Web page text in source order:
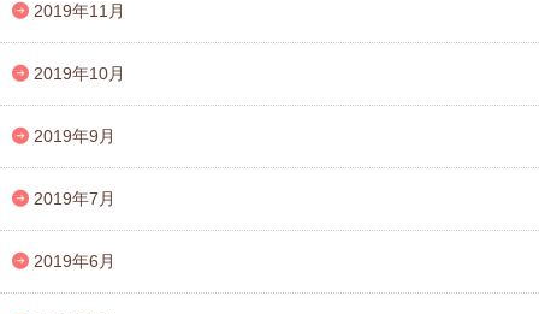
2019年11月
2019年10月
2019年9月
2019年7月
2019年6月